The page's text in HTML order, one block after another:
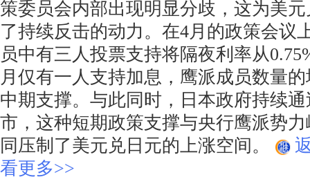
策委员会内部出现明显分歧，这为美
了持续反击的动力。在4月的政策会议
员中有三人投票支持将隔夜利率从
月仅有一人支持加息，鹰派成员数量
中期支撑。与此同时，日本政府持续
市，这种短期政策支撑与央行鹰派势
同压制了美元兑日元的上涨空间。
看更多>>